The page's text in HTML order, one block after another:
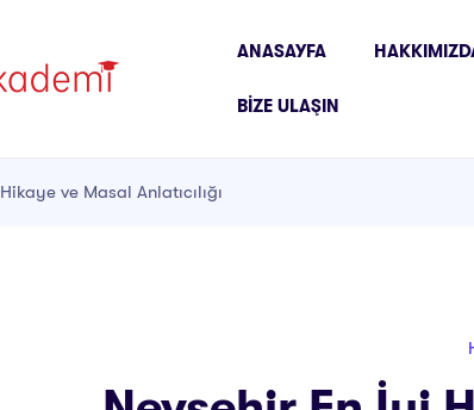
ANASAYFA
BIZE ULAŞIN
Hikaye ve Masal Anlatıcılığı